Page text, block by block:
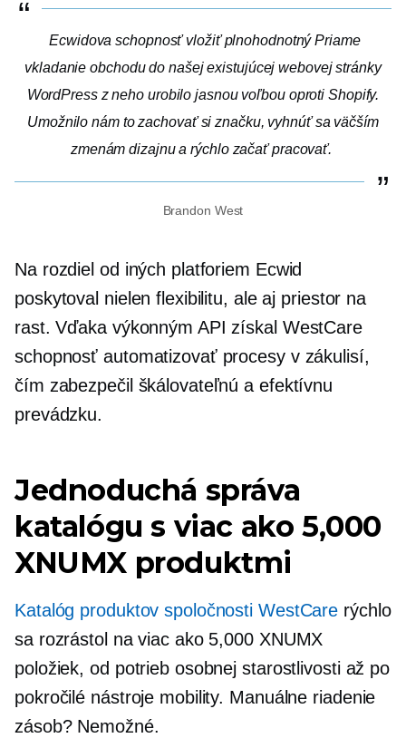
Ecwidova schopnosť vložiťplnohodnotnýPriame
vkladanie obchodu do našej existujúcej webovej stránky
WordPress z neho urobilo jasnou voľbou oproti Shopify.
Umožnilo nám to zachovať si značku, vyhnúť sa väčším
zmenám dizajnu a rýchlo začať pracovať.
Brandon West
Na rozdiel od iných platforiem Ecwid
poskytoval nielen flexibilitu, ale aj priestor na
rast. Vďaka výkonným API získal WestCare
schopnosť automatizovať procesy v zákulisí,
čím zabezpečil škálovateľnú a efektívnu
prevádzku.
Jednoduchá správa
katalógu s viac ako 5,000
XNUMX produktmi
Katalóg produktov spoločnosti WestCare rýchlo
sa rozrástol na viac ako 5,000 XNUMX
položiek, od potrieb osobnej starostlivosti až po
pokročilé nástroje mobility. Manuálne riadenie
zásob? Nemožné.